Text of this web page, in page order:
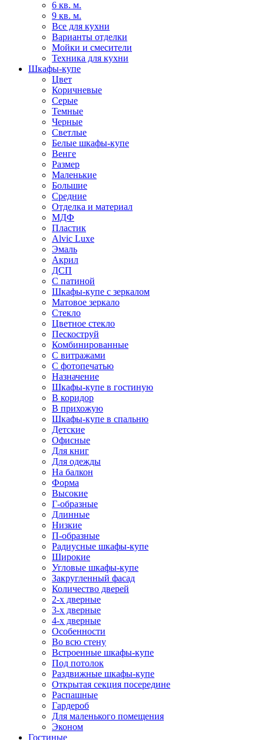
6 кв. м.
9 кв. м.
Все для кухни
Варианты отделки
Мойки и смесители
Техника для кухни
Шкафы-купе
Цвет
Коричневые
Серые
Темные
Черные
Светлые
Белые шкафы-купе
Венге
Размер
Маленькие
Большие
Средние
Отделка и материал
МДФ
Пластик
Alvic Luxe
Эмаль
Акрил
ДСП
С патиной
Шкафы-купе с зеркалом
Матовое зеркало
Стекло
Цветное стекло
Пескоструй
Комбинированные
С витражами
С фотопечатью
Назначение
Шкафы-купе в гостиную
В коридор
В прихожую
Шкафы-купе в спальню
Детские
Офисные
Для книг
Для одежды
На балкон
Форма
Высокие
Г-образные
Длинные
Низкие
П-образные
Радиусные шкафы-купе
Широкие
Угловые шкафы-купе
Закругленный фасад
Количество дверей
2-х дверные
3-х дверные
4-х дверные
Особенности
Во всю стену
Встроенные шкафы-купе
Под потолок
Раздвижные шкафы-купе
Открытая секция посередине
Распашные
Гардероб
Для маленького помещения
Эконом
Гостиные